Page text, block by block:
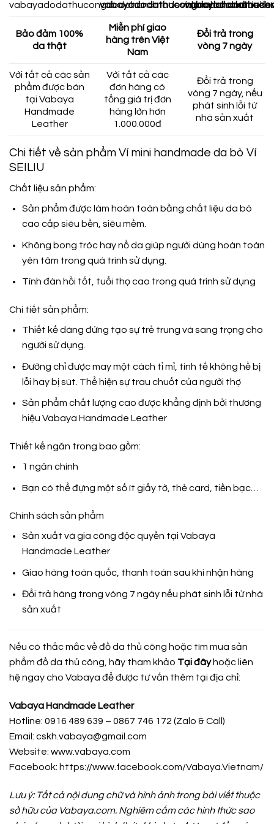
Bảo đảm 100%
da thật
Miễn phí giao
hàng trên Việt
Nam
Đổi trả trong
vòng 7 ngày
Với tất cả các sản
phẩm được bán
tại Vabaya
Handmade
Leather
Với tất cả các
đơn hàng có
tổng giá trị đơn
hàng lớn hơn
1.000.000đ
Đổi trả trong
vòng 7 ngày, nếu
phát sinh lỗi từ
nhà sản xuất
Chi tiết về sản phẩm Ví mini handmade da bò Ví
SEILIU
Chất liệu sản phẩm:
Sản phẩm được làm hoàn toàn bằng chất liệu da bò
cao cấp siêu bền, siêu mềm.
Không bong tróc hay nổ da giúp người dùng hoàn toàn
yên tâm trong quá trình sử dụng.
Tính đàn hồi tốt, tuổi thọ cao trong quá trình sử dụng
Chi tiết sản phẩm:
Thiết kế dáng đứng tạo sự trẻ trung và sang trọng cho
người sử dụng.
Đường chỉ được may một cách tỉ mỉ, tinh tế không hề bị
lỗi hay bị sút. Thể hiện sự trau chuốt của người thợ
Sản phẩm chất lượng cao được khẳng định bởi thương
hiệu Vabaya Handmade Leather
Thiết kế ngăn trong bao gồm:
1 ngăn chính
Bạn có thể đựng một số ít giấy tờ, thẻ card, tiền bạc…
Chính sách sản phẩm
Sản xuất và gia công độc quyền tại Vabaya
Handmade Leather
Giao hàng toàn quốc, thanh toán sau khi nhận hàng
Đổi trả hàng trong vòng 7 ngày nếu phát sinh lỗi từ nhà
sản xuất
Nếu có thắc mắc về đồ da thủ công hoặc tìm mua sản
phẩm đồ da thủ công, hãy tham khảo Tại đâyhoặc liên
hệ ngay cho Vabaya để được tư vấn thêm tại địa chỉ:
Vabaya Handmade Leather
Hotline: 0916 489 639 – 0867 746 172 (Zalo & Call)
Email: cskh.vabaya@gmail.com
Website: www.vabaya.com
Facebook: https://www.facebook.com/Vabaya.Vietnam/
Lưu ý: Tất cả nội dung chữ và hình ảnh trong bài viết thuộc
sở hữu của Vabaya.com. Nghiêm cấm các hình thức sao